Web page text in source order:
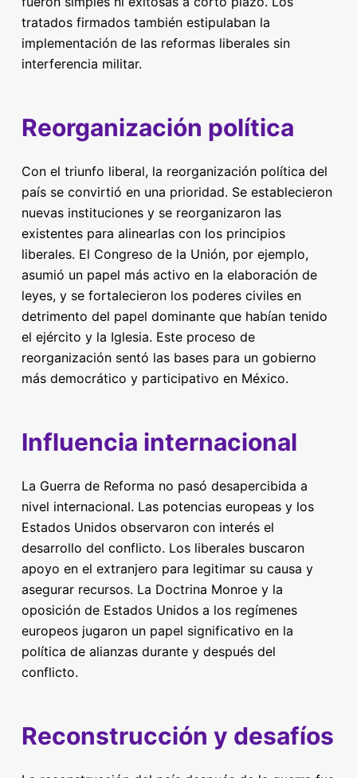
tratados firmados también estipulaban la
implementación de las reformas liberales sin
interferencia militar.
Reorganización política
Con el triunfo liberal, la reorganización política del
país se convirtió en una prioridad. Se establecieron
nuevas instituciones y se reorganizaron las
existentes para alinearlas con los principios
liberales. El Congreso de la Unión, por ejemplo,
asumió un papel más activo en la elaboración de
leyes, y se fortalecieron los poderes civiles en
detrimento del papel dominante que habían tenido
el ejército y la Iglesia. Este proceso de
reorganización sentó las bases para un gobierno
más democrático y participativo en México.
Influencia internacional
La Guerra de Reforma no pasó desapercibida a
nivel internacional. Las potencias europeas y los
Estados Unidos observaron con interés el
desarrollo del conflicto. Los liberales buscaron
apoyo en el extranjero para legitimar su causa y
asegurar recursos. La Doctrina Monroe y la
oposición de Estados Unidos a los regímenes
europeos jugaron un papel significativo en la
política de alianzas durante y después del
conflicto.
Reconstrucción y desafíos